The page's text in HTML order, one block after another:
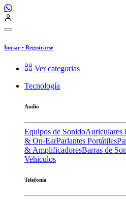
Iniciar • Registrarse
Ver categorias
Tecnología
Audio
Equipos de SonidoAuriculares
& On-EarParlantes Portátiles
& AmplificadoresBarras de
Vehículos
Telefonía